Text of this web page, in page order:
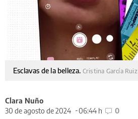
Esclavas de la belleza. Cristina García Ruiz
Clara Nuño
30 de agosto de 2024
06:44 h 0